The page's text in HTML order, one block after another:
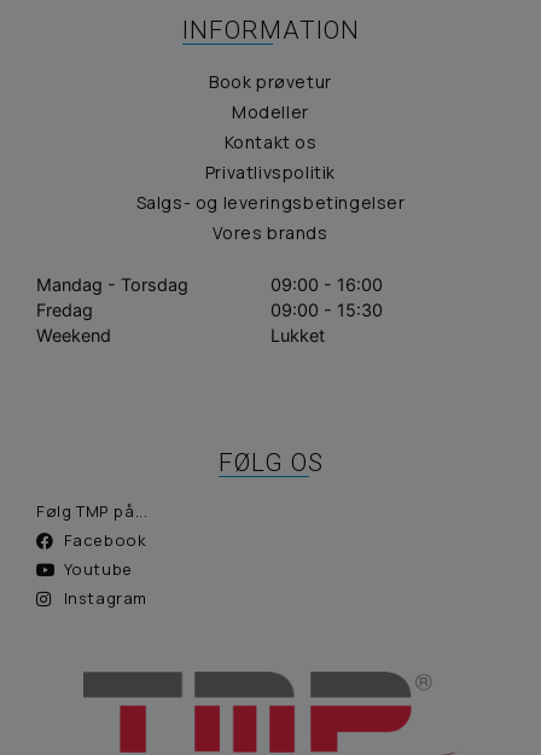
INFORMATION
Book prøvetur
Modeller
Kontakt os
Privatlivspolitik
Salgs- og leveringsbetingelser
Vores brands
Mandag - Torsdag
09:00 - 16:00
Fredag
09:00 - 15:30
Weekend
Lukket
FØLG OS
Følg TMP på...
Facebook
Youtube
Instagram